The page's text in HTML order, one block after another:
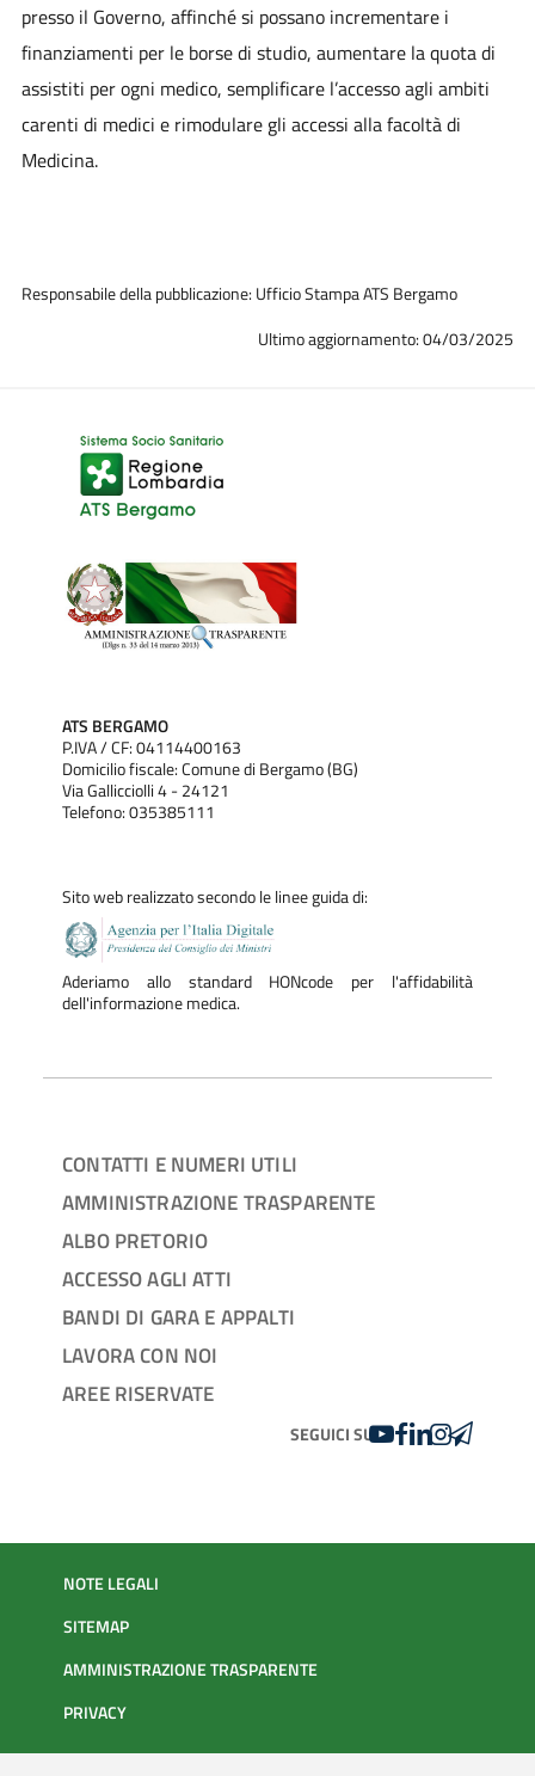
presso il Governo, affinché si possano incrementare i
finanziamenti per le borse di studio, aumentare la quota di
assistiti per ogni medico, semplificare l’accesso agli ambiti
carenti di medici e rimodulare gli accessi alla facoltà di
Medicina.
Responsabile della pubblicazione: Ufficio Stampa ATS Bergamo
Ultimo aggiornamento: 04/03/2025
ATS BERGAMO
P.IVA / CF: 04114400163
Domicilio fiscale: Comune di Bergamo (BG)
Via Gallicciolli 4 - 24121
Telefono: 035385111
Sito web realizzato secondo le linee guida di:
Aderiamo allo standard HONcode per l'affidabilità
dell'informazione medica.
CONTATTI E NUMERI UTILI
AMMINISTRAZIONE TRASPARENTE
ALBO PRETORIO
ACCESSO AGLI ATTI
BANDI DI GARA E APPALTI
LAVORA CON NOI
AREE RISERVATE
SEGUICI SUYOUTUBE
FACEBOOK
LINKEDIN
INSTAGRAM
NOTE LEGALI
SITEMAP
AMMINISTRAZIONE TRASPARENTE
PRIVACY